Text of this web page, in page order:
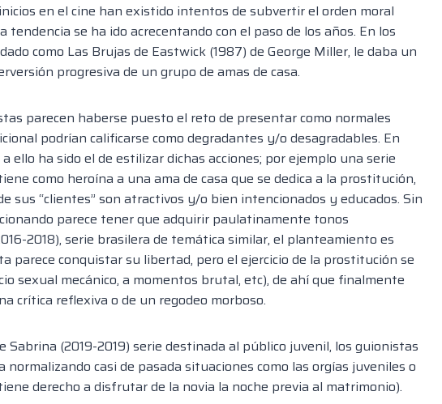
en el cine han existido intentos de subvertir el orden moral
se ha ido acrecentando con el paso de los años. En los
como Las Brujas de Eastwick (1987) de George Miller, le daba un
progresiva de un grupo de amas de casa.
parecen haberse puesto el reto de presentar como normales
podrían calificarse como degradantes y/o desagradables. En
ello ha sido el de estilizardichas acciones; por ejemplo una serie
como heroína a una ama de casa que se dedica a la prostitución,
sus “clientes”son atractivos y/o bien intencionados y educados. Sin
parece tener que adquirir paulatinamente tonos
2018), serie brasilera de temática similar, el planteamiento es
parece conquistar su libertad, pero el ejercicio de la prostitución se
sexual mecánico, a momentos brutal, etc), de ahí que finalmente
crítica reflexiva o de un regodeo morboso.
(2019-2019) serie destinada al público juvenil, los guionistas
normalizando casi de pasada situaciones como las orgías juveniles o
derecho a disfrutar de la novia la noche previa al matrimonio).